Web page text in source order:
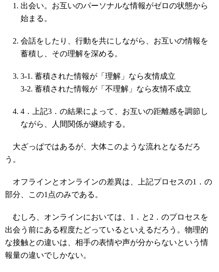
出会い。お互いのパーソナルな情報がゼロの状態から
始まる。
会話をしたり、行動を共にしながら、お互いの情報を
蓄積し、その理解を深める。
3-1. 蓄積された情報が「理解」なら友情成立
3-2. 蓄積された情報が「不理解」なら友情不成立
4．上記3．の結果によって、お互いの距離感を調節し
ながら、人間関係が継続する。
大ざっぱではあるが、大体このような流れとなるだろ
う。
オフラインとオンラインの差異は、上記プロセスの1．の
部分、この1点のみである。
むしろ、オンラインにおいては、1．と2．のプロセスを
出会う前にある程度たどっているといえるだろう。物理的
な接触との違いは、相手の表情や声が分からないという情
報量の違いでしかない。